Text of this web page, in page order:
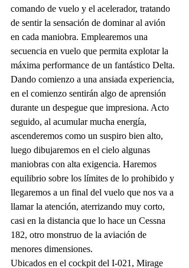
comando de vuelo y el acelerador, tratando
de sentir la sensación de dominar al avión
en cada maniobra. Emplearemos una
secuencia en vuelo que permita explotar la
máxima performance de un fantástico Delta.
Dando comienzo a una ansiada experiencia,
en el comienzo sentirán algo de aprensión
durante un despegue que impresiona. Acto
seguido, al acumular mucha energía,
ascenderemos como un suspiro bien alto,
luego dibujaremos en el cielo algunas
maniobras con alta exigencia. Haremos
equilibrio sobre los límites de lo prohibido y
llegaremos a un final del vuelo que nos va a
llamar la atención, aterrizando muy corto,
casi en la distancia que lo hace un Cessna
182, otro monstruo de la aviación de
menores dimensiones.
Ubicados en el cockpit del I-021, Mirage